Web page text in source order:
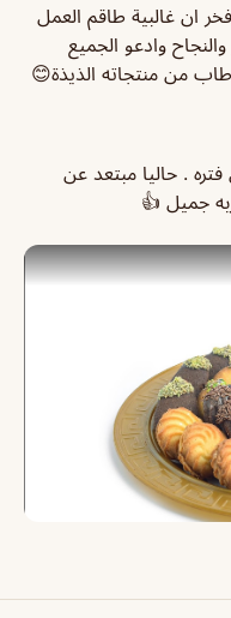
ان غالبية طاقم العمل
وادعو الجميع
من منتجاته الذيذة😊
. حاليا مبتعد عن
جميل 👍